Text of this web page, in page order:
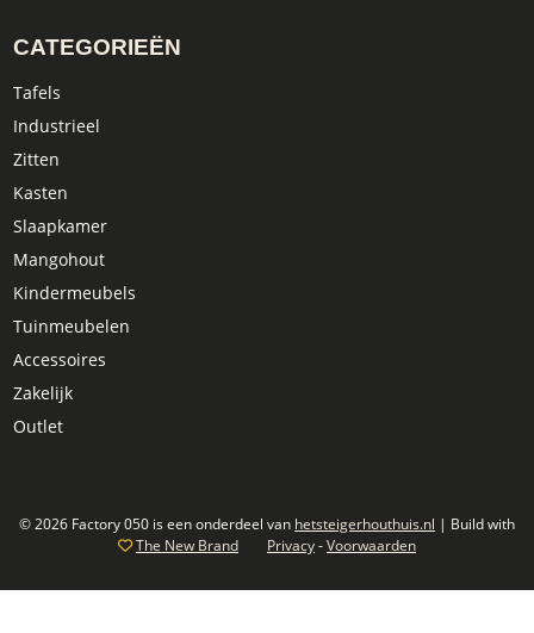
CATEGORIEËN
Tafels
Industrieel
Zitten
Kasten
Slaapkamer
Mangohout
Kindermeubels
Tuinmeubelen
Accessoires
Zakelijk
Outlet
© 2026 Factory 050 is een onderdeel van hetsteigerhouthuis.nl | Build with
The New Brand
Privacy-Voorwaarden